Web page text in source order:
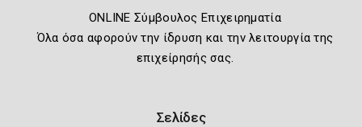
ONLINE Σύμβουλος Επιχειρηματία
Όλα όσα αφορούν την ίδρυση και την λειτουργία της
επιχείρησής σας.
Σελίδες